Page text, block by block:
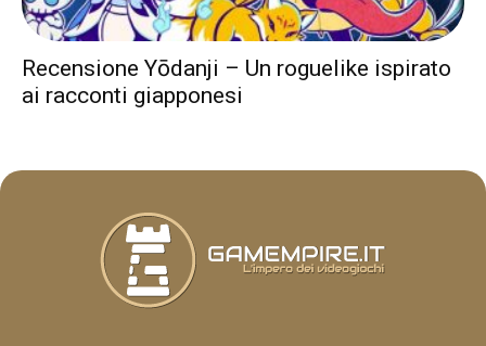
Recensione Yōdanji – Un roguelike ispirato
ai racconti giapponesi